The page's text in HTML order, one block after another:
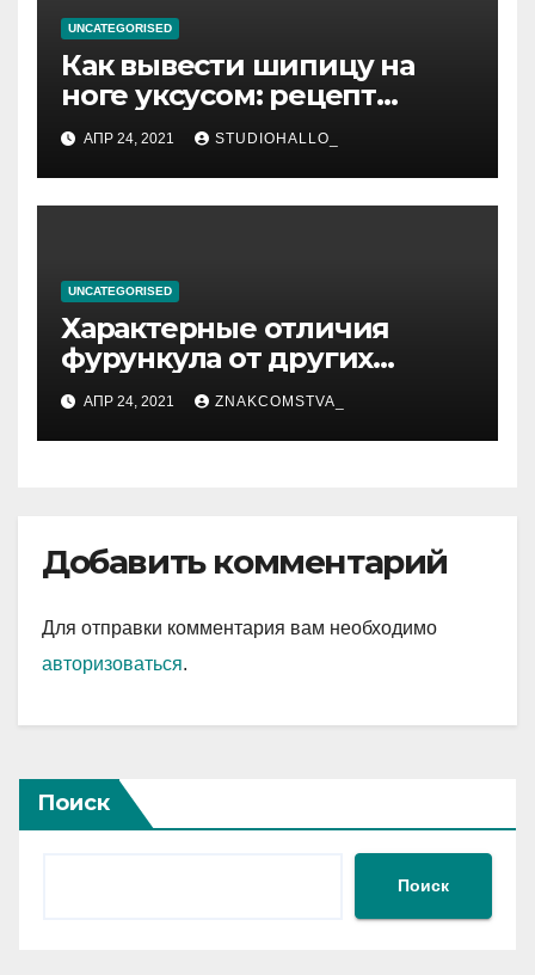
UNCATEGORISED
Как вывести шипицу на
ноге уксусом: рецепт
приготовления
компрессов и теста
АПР 24, 2021 STUDIOHALLO_
UNCATEGORISED
Характерные отличия
фурункула от других
заболеваний
АПР 24, 2021 ZNAKCOMSTVA_
Добавить комментарий
Для отправки комментария вам необходимо
авторизоваться.
Поиск
Поиск